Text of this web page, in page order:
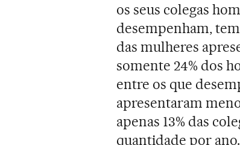
os seus colegas
desempenham,
das mulheres
somente 24% dos
entre os que
apresentaram
apenas 13% das
quantidade por ano.